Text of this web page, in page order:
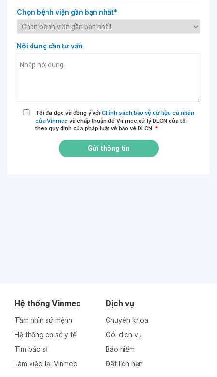
Chọn bệnh viện gần bạn nhất*
Nội dung cần tư vấn
Tôi đã đọc và đồng ý với Chính sách bảo vệ dữ liệu cá nhân
của Vinmec và chấp thuận để Vinmec xử lý DLCN của tôi
theo quy định của pháp luật về bảo vệ DLCN. *
Gửi thông tin
Hệ thống Vinmec
Tầm nhìn sứ mệnh
Hệ thống cơ sở y tế
Tìm bác sĩ
Làm việc tại Vinmec
Dịch vụ
Chuyên khoa
Gói dịch vụ
Bảo hiểm
Đặt lịch hẹn